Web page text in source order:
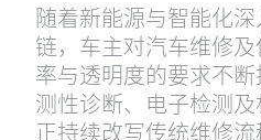
随着新能源与智能化
链，车主对汽车维修
率与透明度的要求不
测性诊断、电子检测
正持续改写传统维修